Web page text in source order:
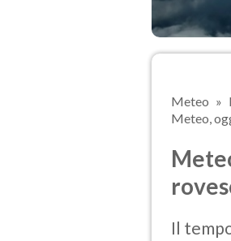
Meteo
Meteo,
Il